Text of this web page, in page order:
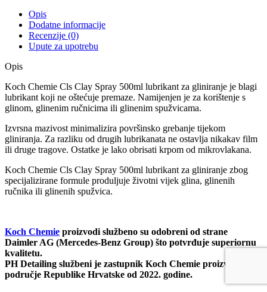
Opis
Dodatne informacije
Recenzije (0)
Upute za upotrebu
Opis
Koch Chemie Cls Clay Spray 500ml lubrikant za gliniranje je blagi
lubrikant koji ne oštećuje premaze. Namijenjen je za korištenje s
glinom, glinenim ručnicima ili glinenim spužvicama.
Izvrsna mazivost minimalizira površinsko grebanje tijekom
gliniranja. Za razliku od drugih lubrikanata ne ostavlja nikakav film
ili druge tragove. Ostatke je lako obrisati krpom od mikrovlakana.
Koch Chemie Cls Clay Spray 500ml lubrikant za gliniranje zbog
specijalizirane formule produljuje životni vijek glina, glinenih
ručnika ili glinenih spužvica.
Koch Chemie proizvodi službeno su odobreni od strane
Daimler AG (Mercedes-Benz Group) što potvrđuje superiornu
kvalitetu.
PH Detailing službeni je zastupnik Koch Chemie proizvoda za
područje Republike Hrvatske od 2022. godine.